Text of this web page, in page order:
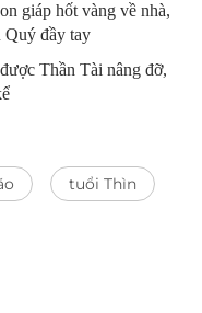
giáp hốt vàng về nhà,
Quý đầy tay
Thần Tài nâng đỡ,
tuổi Thìn